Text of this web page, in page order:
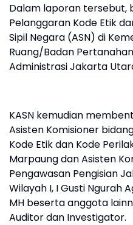
Dalam laporan tersebut,
Pelanggaran Kode Etik
Sipil Negara (ASN) di
Ruang/Badan
Administrasi Jakarta
KASN kemudian
Asisten Komisioner
Kode Etik dan Kode
Marpaung dan Asisten
Pengawasan Pengisian
Wilayah I, I Gusti Ngurah
MH beserta anggota
Auditor dan Investigator.